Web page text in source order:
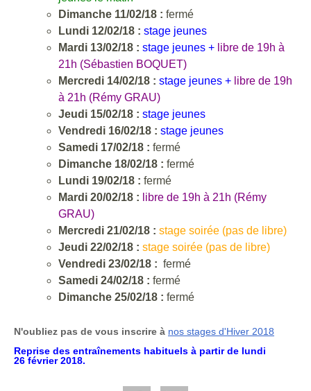
Dimanche 11/02/18 : fermé
Lundi 12/02/18 : stage jeunes
Mardi 13/02/18 : stage jeunes + libre de 19h à
21h (Sébastien BOQUET)
Mercredi 14/02/18 : stage jeunes + libre de 19h
à 21h (Rémy GRAU)
Jeudi 15/02/18 : stage jeunes
Vendredi 16/02/18 : stage jeunes
Samedi 17/02/18 : fermé
Dimanche 18/02/18 : fermé
Lundi 19/02/18 : fermé
Mardi 20/02/18 : libre de 19h à 21h (Rémy
GRAU)
Mercredi 21/02/18 : stage soirée (pas de libre)
Jeudi 22/02/18 : stage soirée (pas de libre)
Vendredi 23/02/18 : fermé
Samedi 24/02/18 : fermé
Dimanche 25/02/18 : fermé
N'oubliez pas de vous inscrire à nos stages d'Hiver 2018
Reprise des entraînements habituels à partir de lundi
26 février 2018.